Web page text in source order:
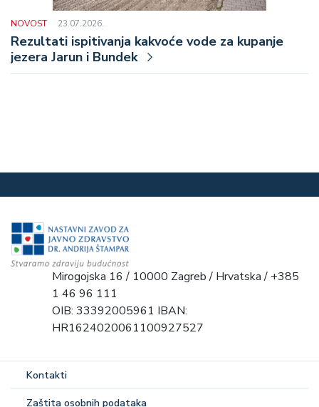
NOVOST 23.07.2026.
Rezultati ispitivanja kakvoće vode za kupanje
jezera Jarun i Bundek
Mirogojska 16 / 10000 Zagreb / Hrvatska / +385
1 46 96 111
OIB: 33392005961 IBAN:
HR1624020061100927527
Kontakti
Zaštita osobnih podataka